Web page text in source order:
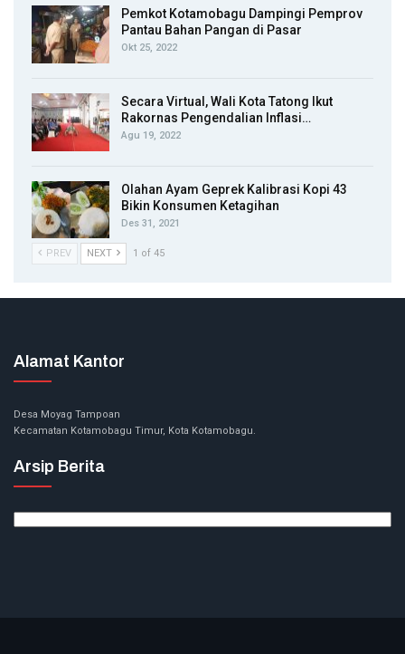
Pemkot Kotamobagu Dampingi Pemprov
Pantau Bahan Pangan di Pasar
Okt 25, 2022
Secara Virtual, Wali Kota Tatong Ikut
Rakornas Pengendalian Inflasi…
Agu 19, 2022
Olahan Ayam Geprek Kalibrasi Kopi 43
Bikin Konsumen Ketagihan
Des 31, 2021
PREV NEXT 1 of 45
Alamat Kantor
Desa Moyag Tampoan
Kecamatan Kotamobagu Timur, Kota Kotamobagu.
Arsip Berita